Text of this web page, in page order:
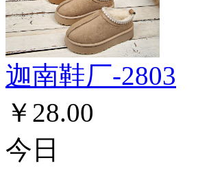
迦南鞋厂-2803
￥28.00
今日